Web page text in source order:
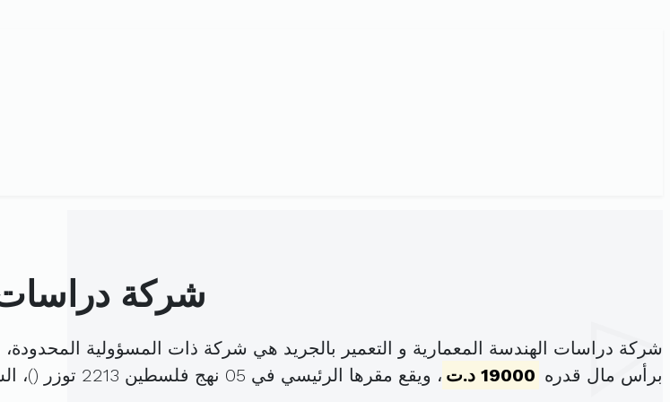
شركة دراسات
شركة دراسات الهندسة المعمارية و التعمير بالجريد هي شركة ذات المسؤولية
برأس مال قدره 19000 د.ت ، ويقع مقرها الرئيسي في 05 نهج فلسطين 2213 توزر ( )،